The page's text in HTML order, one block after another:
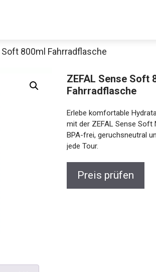
Soft 800ml Fahrradflasche
ZEFAL Sense Soft
Fahrradflasche
Erlebe komfortable
mit der ZEFAL Sense Soft
BPA-frei, geruchsneutral
jede Tour.
Preis prüfen